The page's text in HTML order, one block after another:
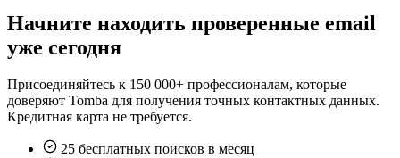
Начните находить проверенные email
уже сегодня
Присоединяйтесь к 150 000+ профессионалам, которые
доверяют Tomba для получения точных контактных данных.
Кредитная карта не требуется.
25 бесплатных поисков в месяц